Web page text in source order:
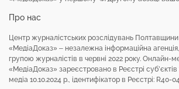
Про нас
Центр журналістських розслідувань Полтавщини
«МедіаДоказ» – незалежна інформаційна
групою журналістів в червні 2022 року. Онлайн-
«МедіаДоказ» зареєстровано в Реєстрі суб’єктів
медіа 10.10.2024 р., ідентифікатор в Реєстрі: R40-